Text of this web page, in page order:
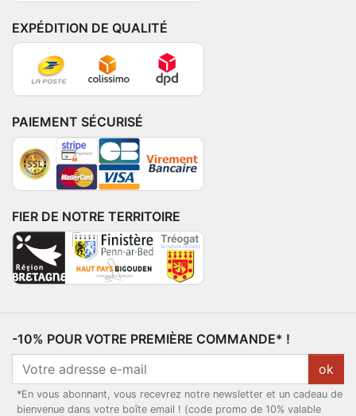
EXPÉDITION DE QUALITÉ
PAIEMENT SÉCURISÉ
FIER DE NOTRE TERRITOIRE
-10% POUR VOTRE PREMIÈRE COMMANDE* !
ok
*En vous abonnant, vous recevrez notre newsletter et un cadeau de
bienvenue dans votre boîte email ! (code promo de 10% valable